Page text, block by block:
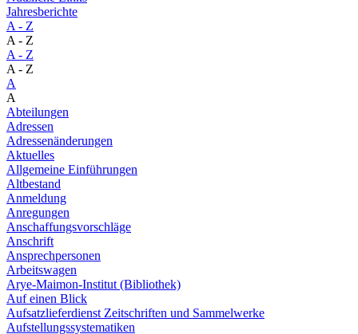
Jahresberichte
A - Z
A - Z
A - Z
A - Z
A
A
Abteilungen
Adressen
Adressenänderungen
Aktuelles
Allgemeine Einführungen
Altbestand
Anmeldung
Anregungen
Anschaffungsvorschläge
Anschrift
Ansprechpersonen
Arbeitswagen
Arye-Maimon-Institut (Bibliothek)
Auf einen Blick
Aufsatzlieferdienst Zeitschriften und Sammelwerke
Aufstellungssystematiken